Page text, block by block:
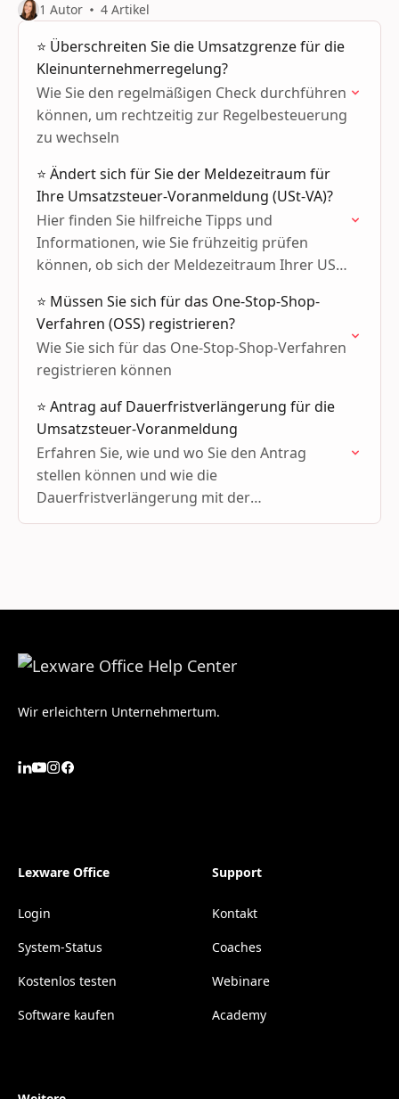
1 Autor 4 Artikel
⭐ Überschreiten Sie die Umsatzgrenze für die
Kleinunternehmerregelung?
Wie Sie den regelmäßigen Check durchführen
können, um rechtzeitig zur Regelbesteuerung
zu wechseln
⭐ Ändert sich für Sie der Meldezeitraum für
Ihre Umsatzsteuer-Voranmeldung (USt-VA)?
Hier finden Sie hilfreiche Tipps und
Informationen, wie Sie frühzeitig prüfen
können, ob sich der Meldezeitraum Ihrer USt-
⭐ Müssen Sie sich für das One-Stop-Shop-
Verfahren (OSS) registrieren?
Wie Sie sich für das One-Stop-Shop-Verfahren
registrieren können
⭐️ Antrag auf Dauerfristverlängerung für die
Umsatzsteuer-Voranmeldung
Erfahren Sie, wie und wo Sie den Antrag
stellen können und wie die
Dauerfristverlängerung mit der
Sondervorauszahlung an das Finanzamt
Wir erleichtern Unternehmertum.
Lexware Office
Login
System-Status
Kostenlos testen
Software kaufen
Support
Kontakt
Coaches
Webinare
Academy